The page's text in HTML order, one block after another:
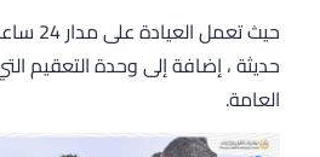
حيث
حديثة ، إضافة إلى وحدة
العامة.